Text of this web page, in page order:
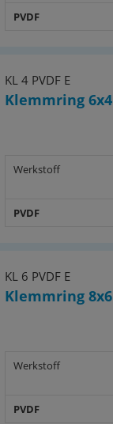
PVDF
KL 4 PVDF E
Klemmring
Werkstoff
PVDF
KL 6 PVDF E
Klemmring
Werkstoff
PVDF